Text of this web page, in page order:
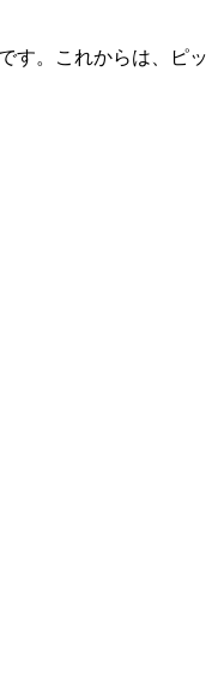
す。これからは、ピッ